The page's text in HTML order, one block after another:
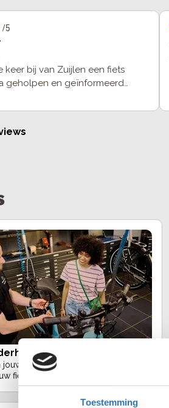
Toestemming
/5
keer bij van Zuijlen een fiets
geholpen en geïnformeerd
We komen zeker
jouw fiets nodig? Wij zorgen ervoor
fiets in topconditie blijft!.